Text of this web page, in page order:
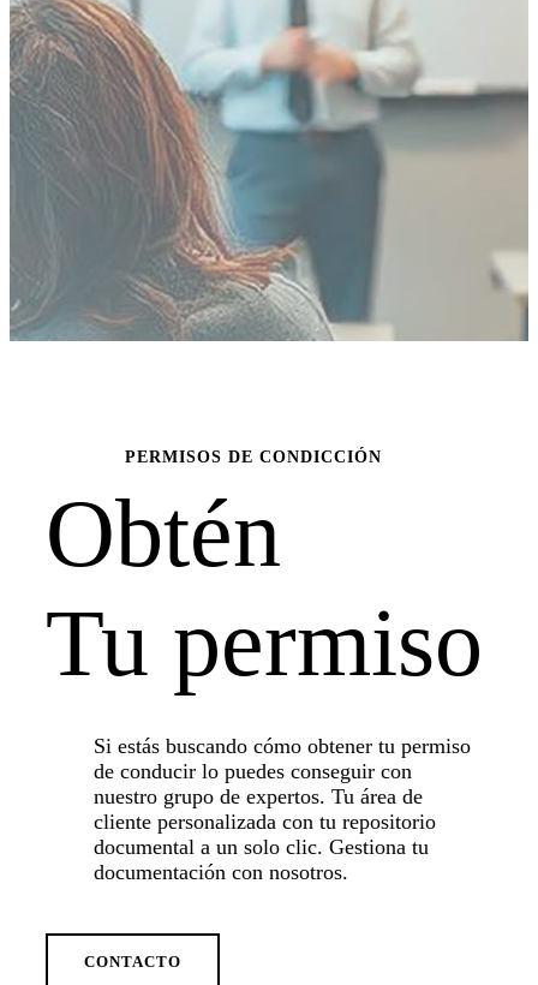
Formación especializada en permisos C
(Camión) y D (Autobús) + cursos CAP.
Preparación profesional de calidad para
conductores profesionales.
VER PERMISOS
PERMISOS DE CONDICCIÓN
Obtén
Tu permiso
Si estás buscando cómo obtener tu permiso
de conducir lo puedes conseguir con
nuestro grupo de expertos. Tu área de
cliente personalizada con tu repositorio
documental a un solo clic. Gestiona tu
documentación con nosotros.
CONTACTO